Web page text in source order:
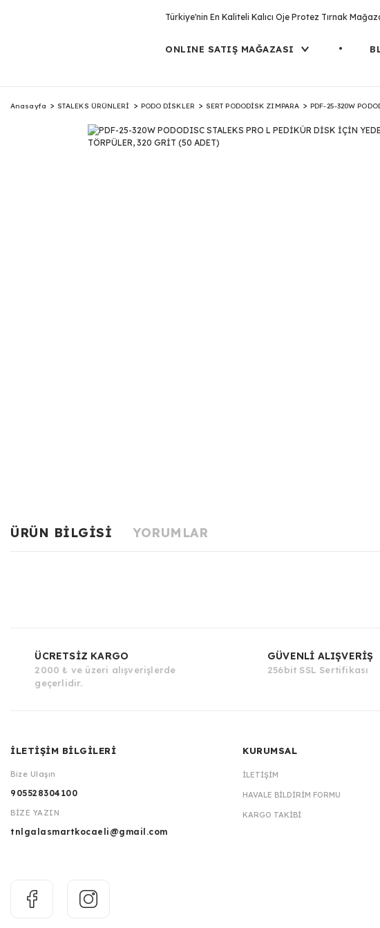
Türkiye'nin En Kaliteli Kalıcı Oje Protez Tırnak
ONLINE SATIŞ MAĞAZASI
Anasayfa STALEKS ÜRÜNLERİ PODO DİSKLER SERT PODODİSK ZIMPARA PDF-25-320W
ÜRÜN BILGISI YORUMLAR
ÜCRETSİZ KARGO
2000 ₺ ve üzeri alışverişlerde
geçerlidir.
GÜVENLİ ALIŞVERİŞ
256bit SSL Sertifikası
İLETİŞİM BİLGİLERİ
Bize Ulaşın
905528304100
BİZE YAZIN
tnlgalasmartkocaeli@gmail.com
KURUMSAL
İLETIŞIM
HAVALE BILDIRIM FORMU
KARGO TAKIBI